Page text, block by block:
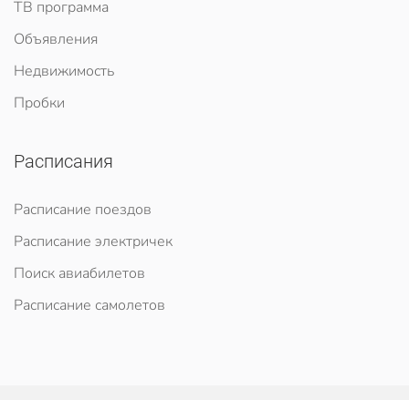
ТВ программа
Объявления
Недвижимость
Пробки
Расписания
Расписание поездов
Расписание электричек
Поиск авиабилетов
Расписание самолетов